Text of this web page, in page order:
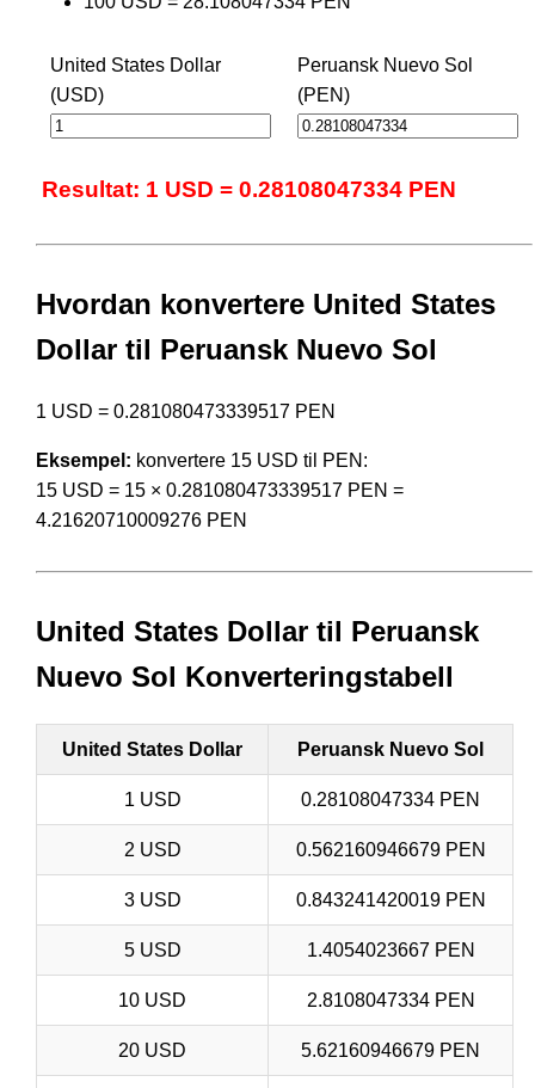
United States Dollar
(USD)
Peruansk Nuevo Sol
(PEN)
Resultat: 1 USD = 0.28108047334 PEN
Hvordan konvertere United States
Dollar til Peruansk Nuevo Sol
1 USD = 0.281080473339517 PEN
Eksempel: konvertere 15 USD til PEN:
15 USD = 15 × 0.281080473339517 PEN =
4.21620710009276 PEN
United States Dollar til Peruansk
Nuevo Sol Konverteringstabell
United States Dollar Peruansk Nuevo Sol
1 USD 0.28108047334 PEN
2 USD 0.562160946679 PEN
3 USD 0.843241420019 PEN
5 USD 1.4054023667 PEN
10 USD 2.8108047334 PEN
20 USD 5.62160946679 PEN